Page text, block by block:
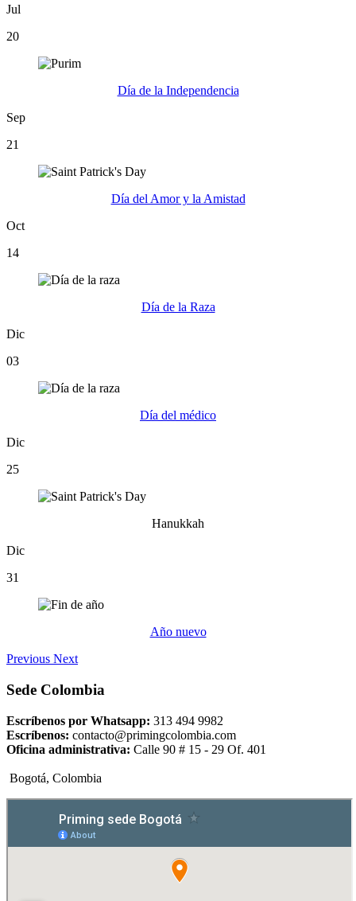
Jul
20
Día de la Independencia
Sep
21
Día del Amor y la Amistad
Oct
14
Día de la Raza
Dic
03
Día del médico
Dic
25
Hanukkah
Dic
31
Año nuevo
Previous Next
Sede Colombia
Escríbenos por Whatsapp: 313 494 9982
Escríbenos: contacto@primingcolombia.com
Oficina administrativa: Calle 90 # 15 - 29 Of. 401
Bogotá, Colombia